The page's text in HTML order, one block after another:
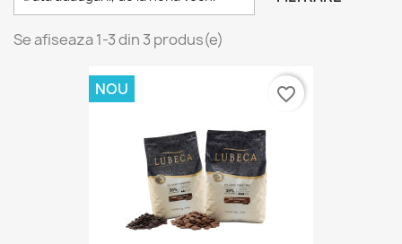
Se afiseaza 1-3 din 3 produs(e)
NOU favorite_border